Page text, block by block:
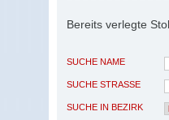
Bereits verlegte
SUCHE NAME
SUCHE STRASSE
SUCHE IN BEZIRK